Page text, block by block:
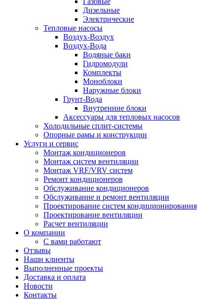
Дизельные
Электрические
Тепловые насосы
Воздух-Воздух
Воздух-Вода
Водяные баки
Гидромодули
Комплекты
Моноблоки
Наружные блоки
Грунт-Вода
Внутренние блоки
Аксессуары для тепловых насосов
Холодильные сплит-системы
Опорные рамы и конструкции
Услуги и сервис
Монтаж кондиционеров
Монтаж систем вентиляции
Монтаж VRF/VRV систем
Ремонт кондиционеров
Обслуживание кондиционеров
Обслуживание и ремонт вентиляции
Проектирование систем кондиционирования
Проектирование вентиляции
Расчет вентиляции
О компании
С вами работают
Отзывы
Наши клиенты
Выполненные проекты
Доставка и оплата
Новости
Контакты